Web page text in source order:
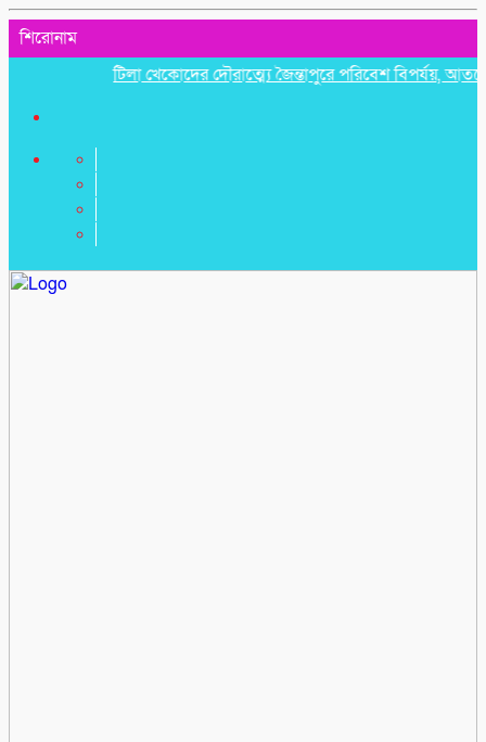
শিরোনাম
টিলা খেকোদের দৌরাত্ম্যে জৈন্তাপুরে পরিবেশ বিপর্যয়, আতঙ্কে